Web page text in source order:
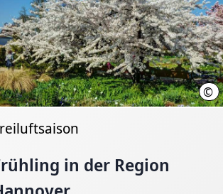
Schützenfest e.V. ©
in der Region